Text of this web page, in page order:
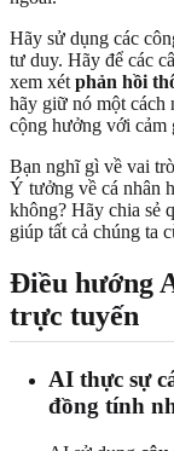
Hãy sử dụng các
tư duy. Hãy để các
xem xét phản hồi
hãy giữ nó một cách
cộng hưởng với cảm
Bạn nghĩ gì về vai
Ý tưởng về cá nhân
không? Hãy chia sẻ
giúp tất cả chúng ta
Điều hướng
trực tuyến
AI thực sự
đồng tính